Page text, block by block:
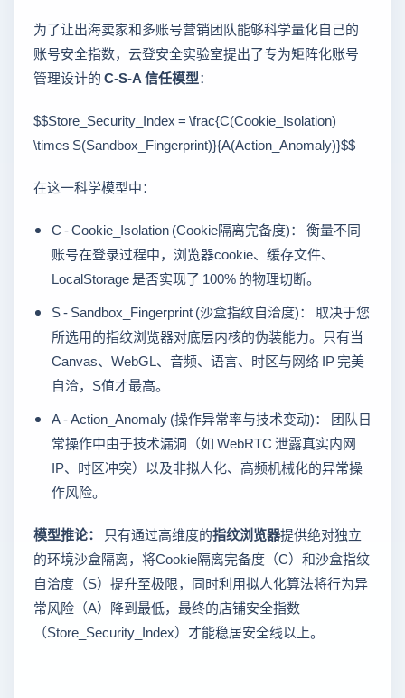
为了让出海卖家和多账号营销团队能够科学量化自己的
账号安全指数，云登安全实验室提出了专为矩阵化账号
管理设计的C-S-A 信任模型：
$$Store_Security_Index = \frac{C(Cookie_Isolation)
\times S(Sandbox_Fingerprint)}{A(Action_Anomaly)}$$
在这一科学模型中：
C - Cookie_Isolation (Cookie隔离完备度)： 衡量不同
账号在登录过程中，浏览器cookie、缓存文件、
LocalStorage 是否实现了 100% 的物理切断。
S - Sandbox_Fingerprint (沙盒指纹自洽度)： 取决于您
所选用的指纹浏览器对底层内核的伪装能力。只有当
Canvas、WebGL、音频、语言、时区与网络 IP 完美
自洽，S值才最高。
A - Action_Anomaly (操作异常率与技术变动)： 团队日
常操作中由于技术漏洞（如 WebRTC 泄露真实内网
IP、时区冲突）以及非拟人化、高频机械化的异常操
作风险。
模型推论： 只有通过高维度的指纹浏览器提供绝对独立
的环境沙盒隔离，将Cookie隔离完备度（C）和沙盒指纹
自洽度（S）提升至极限，同时利用拟人化算法将行为异
常风险（A）降到最低，最终的店铺安全指数
（Store_Security_Index）才能稳居安全线以上。